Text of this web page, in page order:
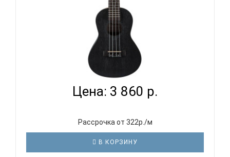
VESTON UKULELE KUC100 BK - УКУЛЕЛЕ КОНЦЕРТ...
Цена: 3 860 р.
Рассрочка от 322р./м
В КОРЗИНУ